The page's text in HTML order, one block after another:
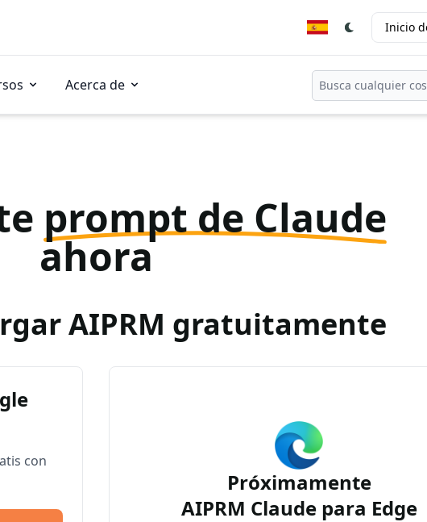
Inicio
Acerca de
prompt de Claude
ahora
AIPRM gratuitamente
con
Próximamente
AIPRM Claude para Edge